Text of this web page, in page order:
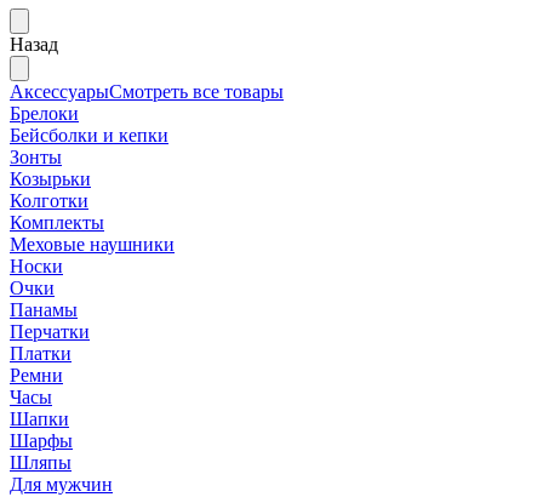
Назад
АксессуарыСмотреть все товары
Брелоки
Бейсболки и кепки
Зонты
Козырьки
Колготки
Комплекты
Меховые наушники
Носки
Очки
Панамы
Перчатки
Платки
Ремни
Часы
Шапки
Шарфы
Шляпы
Для мужчин